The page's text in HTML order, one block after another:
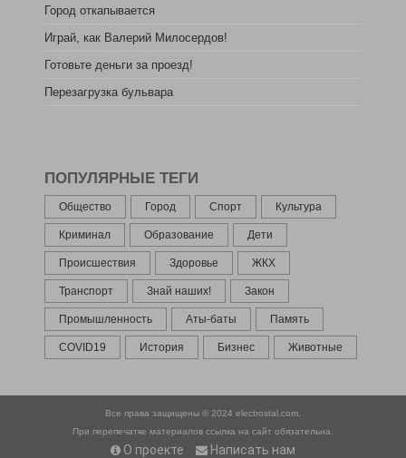
Город откапывается
Играй, как Валерий Милосердов!
Готовьте деньги за проезд!
Перезагрузка бульвара
ПОПУЛЯРНЫЕ ТЕГИ
Общество Город Спорт Культура
Криминал Образование Дети
Происшествия Здоровье ЖКХ
Транспорт Знай наших! Закон
Промышленность Аты-баты Память
COVID19 История Бизнес Животные
Все права защищены © 2024 electrostal.com.
При перепечатке материалов ссылка на сайт обязательна.
О проекте Написать нам